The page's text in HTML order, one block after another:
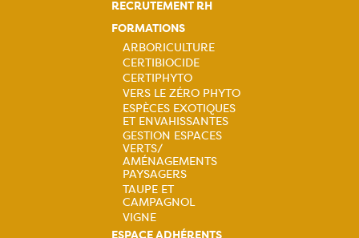
RECRUTEMENT RH
FORMATIONS
Navigation
principale
ARBORICULTURE
CERTIBIOCIDE
CERTIPHYTO
VERS LE ZÉRO PHYTO
ESPÈCES EXOTIQUES
ET ENVAHISSANTES
GESTION ESPACES
VERTS/
AMÉNAGEMENTS
PAYSAGERS
TAUPE ET
CAMPAGNOL
VIGNE